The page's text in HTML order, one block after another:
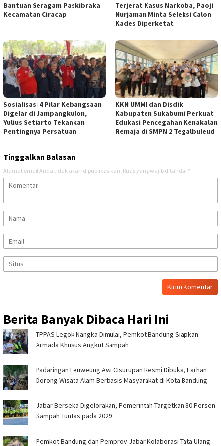
Bantuan Seragam Paskibraka
Kecamatan Ciracap
Terjerat Kasus Narkoba, Paoji
Nurjaman Minta Seleksi Calon
Kades Diperketat
Sosialisasi 4 Pilar Kebangsaan
Digelar di Jampangkulon,
Yulius Setiarto Tekankan
Pentingnya Persatuan
KKN UMMI dan Disdik
Kabupaten Sukabumi Perkuat
Edukasi Pencegahan Kenakalan
Remaja di SMPN 2 Tegalbuleud
Tinggalkan Balasan
Alamat email Anda tidak akan dipublikasikan. Ruas yang wajib ditandai *
Berita Banyak Dibaca Hari Ini
TPPAS Legok Nangka Dimulai, Pemkot Bandung Siapkan
Armada Khusus Angkut Sampah
Padaringan Leuweung Awi Cisurupan Resmi Dibuka, Farhan
Dorong Wisata Alam Berbasis Masyarakat di Kota Bandung
Jabar Berseka Digelorakan, Pemerintah Targetkan 80 Persen
Sampah Tuntas pada 2029
Pemkot Bandung dan Pemprov Jabar Kolaborasi Tata Ulang